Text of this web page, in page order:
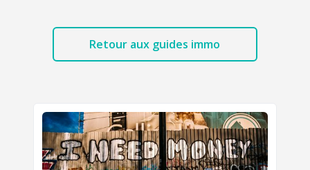
Retour aux guides immo